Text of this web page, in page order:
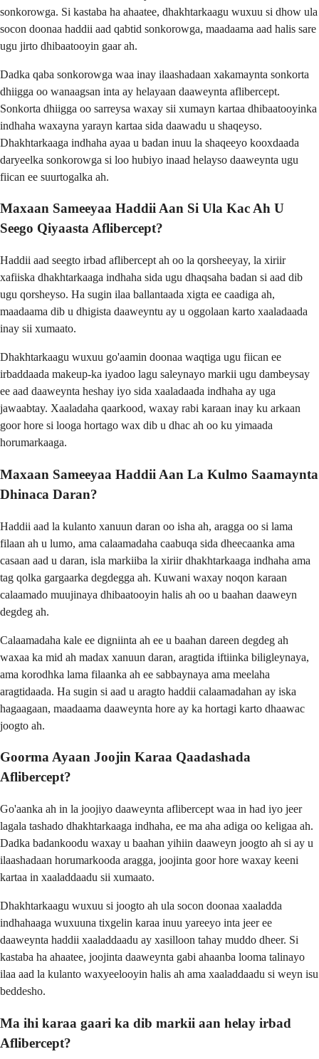
sonkorowga. Si kastaba ha ahaatee, dhakhtarkaagu wuxuu si dhow ula
socon doonaa haddii aad qabtid sonkorowga, maadaama aad halis sare
ugu jirto dhibaatooyin gaar ah.
Dadka qaba sonkorowga waa inay ilaashadaan xakamaynta sonkorta
dhiigga oo wanaagsan inta ay helayaan daaweynta aflibercept.
Sonkorta dhiigga oo sarreysa waxay sii xumayn kartaa dhibaatooyinka
indhaha waxayna yarayn kartaa sida daawadu u shaqeyso.
Dhakhtarkaaga indhaha ayaa u badan inuu la shaqeeyo kooxdaada
daryeelka sonkorowga si loo hubiyo inaad helayso daaweynta ugu
fiican ee suurtogalka ah.
Maxaan Sameeyaa Haddii Aan Si Ula Kac Ah U
Seego Qiyaasta Aflibercept?
Haddii aad seegto irbad aflibercept ah oo la qorsheeyay, la xiriir
xafiiska dhakhtarkaaga indhaha sida ugu dhaqsaha badan si aad dib
ugu qorsheyso. Ha sugin ilaa ballantaada xigta ee caadiga ah,
maadaama dib u dhigista daaweyntu ay u oggolaan karto xaaladaada
inay sii xumaato.
Dhakhtarkaagu wuxuu go'aamin doonaa waqtiga ugu fiican ee
irbaddaada makeup-ka iyadoo lagu saleynayo markii ugu dambeysay
ee aad daaweynta heshay iyo sida xaaladaada indhaha ay uga
jawaabtay. Xaaladaha qaarkood, waxay rabi karaan inay ku arkaan
goor hore si looga hortago wax dib u dhac ah oo ku yimaada
horumarkaaga.
Maxaan Sameeyaa Haddii Aan La Kulmo Saamaynta
Dhinaca Daran?
Haddii aad la kulanto xanuun daran oo isha ah, aragga oo si lama
filaan ah u lumo, ama calaamadaha caabuqa sida dheecaanka ama
casaan aad u daran, isla markiiba la xiriir dhakhtarkaaga indhaha ama
tag qolka gargaarka degdegga ah. Kuwani waxay noqon karaan
calaamado muujinaya dhibaatooyin halis ah oo u baahan daaweyn
degdeg ah.
Calaamadaha kale ee digniinta ah ee u baahan dareen degdeg ah
waxaa ka mid ah madax xanuun daran, aragtida iftiinka biligleynaya,
ama korodhka lama filaanka ah ee sabbaynaya ama meelaha
aragtidaada. Ha sugin si aad u aragto haddii calaamadahan ay iska
hagaagaan, maadaama daaweynta hore ay ka hortagi karto dhaawac
joogto ah.
Goorma Ayaan Joojin Karaa Qaadashada
Aflibercept?
Go'aanka ah in la joojiyo daaweynta aflibercept waa in had iyo jeer
lagala tashado dhakhtarkaaga indhaha, ee ma aha adiga oo keligaa ah.
Dadka badankoodu waxay u baahan yihiin daaweyn joogto ah si ay u
ilaashadaan horumarkooda aragga, joojinta goor hore waxay keeni
kartaa in xaaladdaadu sii xumaato.
Dhakhtarkaagu wuxuu si joogto ah ula socon doonaa xaaladda
indhahaaga wuxuuna tixgelin karaa inuu yareeyo inta jeer ee
daaweynta haddii xaaladdaadu ay xasilloon tahay muddo dheer. Si
kastaba ha ahaatee, joojinta daaweynta gabi ahaanba looma talinayo
ilaa aad la kulanto waxyeelooyin halis ah ama xaaladdaadu si weyn isu
beddesho.
Ma ihi karaa gaari ka dib markii aan helay irbad
Aflibercept?